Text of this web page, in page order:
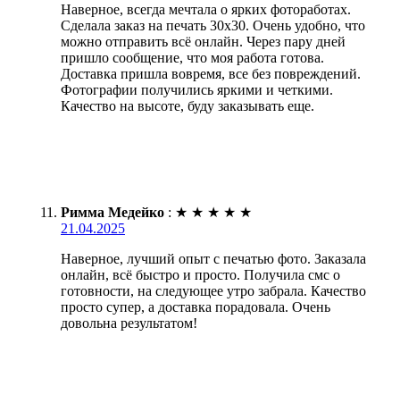
Наверное, всегда мечтала о ярких фотоработах.
Сделала заказ на печать 30х30. Очень удобно, что
можно отправить всё онлайн. Через пару дней
пришло сообщение, что моя работа готова.
Доставка пришла вовремя, все без повреждений.
Фотографии получились яркими и четкими.
Качество на высоте, буду заказывать еще.
Римма Медейко : ★ ★ ★ ★ ★
21.04.2025
Наверное, лучший опыт с печатью фото. Заказала
онлайн, всё быстро и просто. Получила смс о
готовности, на следующее утро забрала. Качество
просто супер, а доставка порадовала. Очень
довольна результатом!